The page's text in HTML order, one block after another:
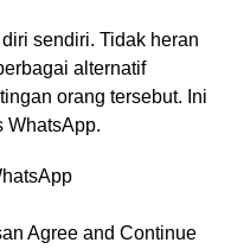
sendiri. Tidak heran
alternatif
orang tersebut. Ini
WhatsApp.
Agree and Continue